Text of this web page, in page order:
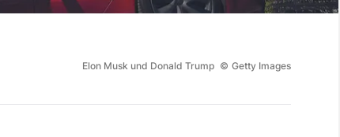
Elon Musk und Donald Trump © Getty Images